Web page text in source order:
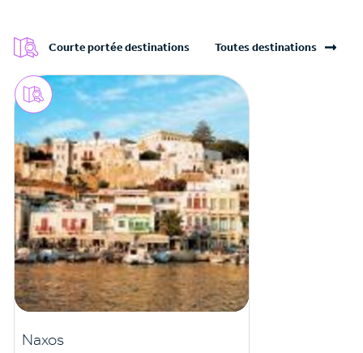
Courte portée destinations Toutes destinations
Naxos